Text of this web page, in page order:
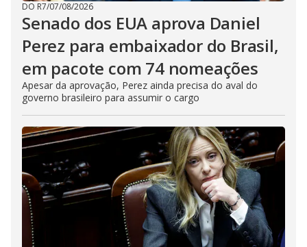
DO R7/07/08/2026
Senado dos EUA aprova Daniel
Perez para embaixador do Brasil,
em pacote com 74 nomeações
Apesar da aprovação, Perez ainda precisa do aval do
governo brasileiro para assumir o cargo